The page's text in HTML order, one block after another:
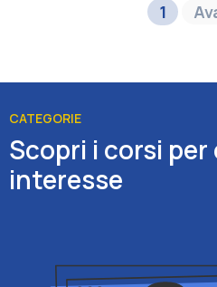
1
CATEGORIE
Scopri i corsi
interesse